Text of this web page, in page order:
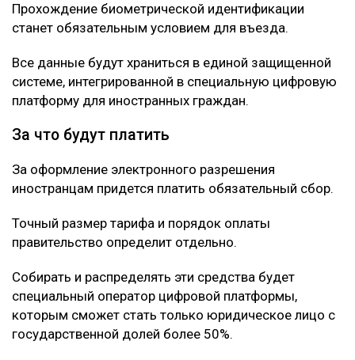
Прохождение биометрической идентификации
станет обязательным условием для въезда.
Все данные будут храниться в единой защищенной
системе, интегрированной в специальную цифровую
платформу для иностранных граждан.
За что будут платить
За оформление электронного разрешения
иностранцам придется платить обязательный сбор.
Точный размер тарифа и порядок оплаты
правительство определит отдельно.
Собирать и распределять эти средства будет
специальный оператор цифровой платформы,
которым сможет стать только юридическое лицо с
государственной долей более 50%.